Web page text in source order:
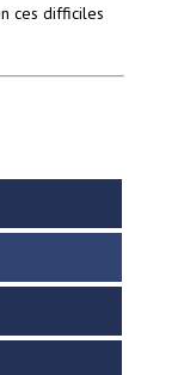
ces difficiles